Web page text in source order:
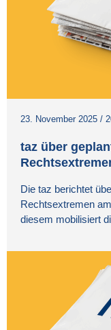
23. November 2025 /
taz über
Die taz berichtet
Rechtsextremen
diesem mobilisiert